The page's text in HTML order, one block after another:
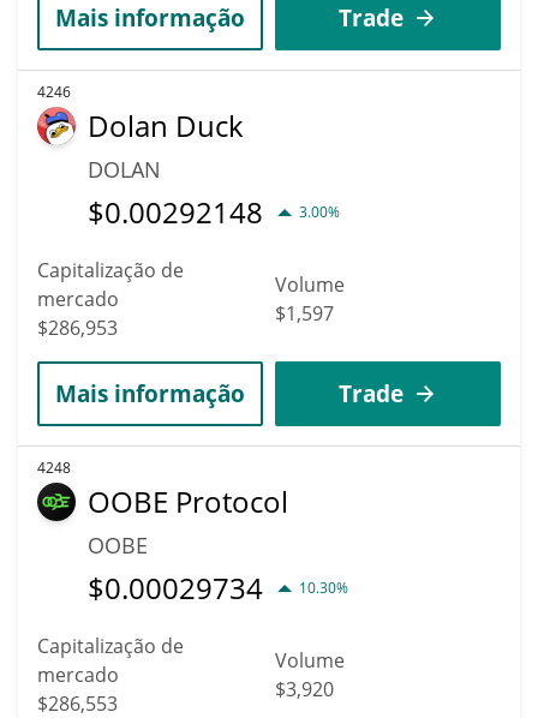
Mais informação Trade
4246
Dolan Duck
DOLAN
$0.00292148 3.00%
Capitalização de
mercado
$286,953
Volume
$1,597
Mais informação Trade
4248
OOBE Protocol
OOBE
$0.00029734 10.30%
Capitalização de
mercado
$286,553
Volume
$3,920